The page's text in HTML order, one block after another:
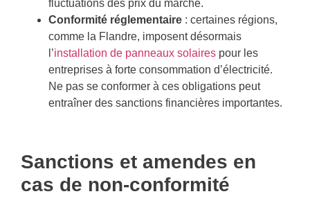
fluctuations des prix du marché.
Conformité réglementaire : certaines régions,
comme la Flandre, imposent désormais
l’installation de panneaux solaires pour les
entreprises à forte consommation d’électricité.
Ne pas se conformer à ces obligations peut
entraîner des sanctions financières importantes.
Sanctions et amendes en
cas de non-conformité